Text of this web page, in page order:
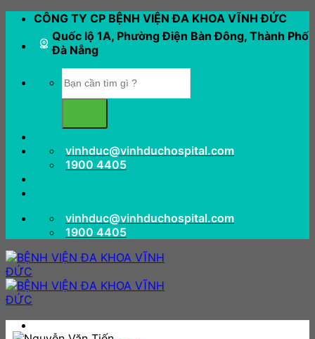
CÔNG TY CP BỆNH VIỆN ĐA KHOA VĨNH ĐỨC
Quốc lộ 1A, Phường Điện Bàn Đông, Thành Phố
Đà Nẵng
vinhduc@vinhduchospital.com
1900 4405
vinhduc@vinhduchospital.com
1900 4405